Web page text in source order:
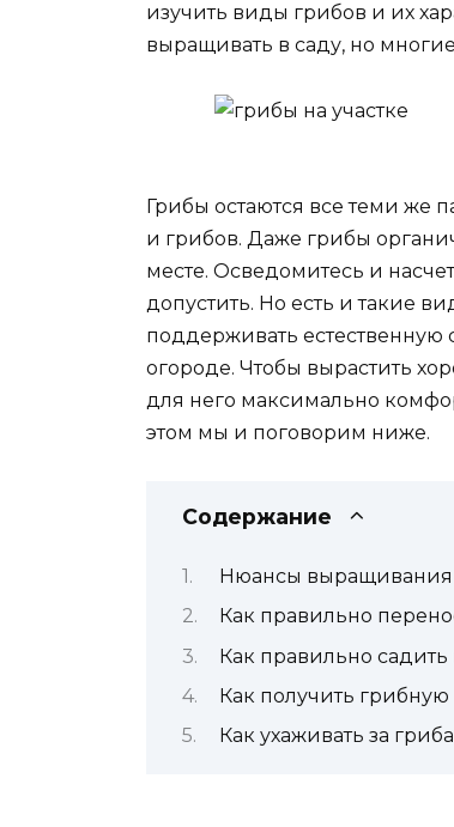
изучить виды грибов и их
выращивать в саду, но
Грибы остаются все теми же
и грибов. Даже грибы
месте. Осведомитесь и
допустить. Но есть и такие
поддерживать естественную
огороде. Чтобы вырастить
для него максимально
этом мы и поговорим ниже.
Содержание
Нюансы выращивания
Как правильно
Как правильно садить
Как получить грибную
Как ухаживать за